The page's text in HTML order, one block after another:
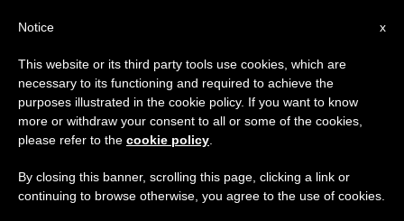
x
Notice
This website or its third party tools use cookies, which are
necessary to its functioning and required to achieve the
purposes illustrated in the cookie policy. If you want to know
more or withdraw your consent to all or some of the cookies,
please refer to the cookie policy
By closing this banner, scrolling this page, clicking a link or
continuing to browse otherwise, you agree to the use of cookies.